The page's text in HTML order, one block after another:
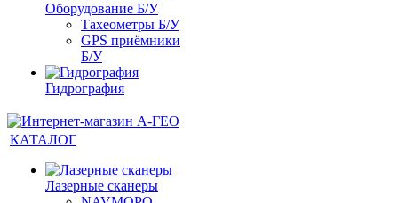
Оборудование Б/У
Тахеометры Б/У
GPS приёмники
Б/У
Гидрография
КАТАЛОГ
Лазерные сканеры